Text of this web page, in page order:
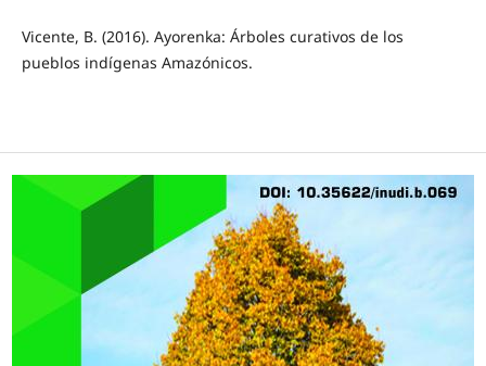
Vicente, B. (2016). Ayorenka: Árboles curativos de los
pueblos indígenas Amazónicos.